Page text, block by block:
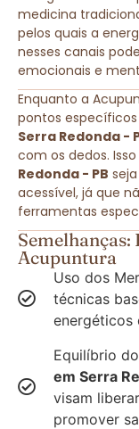
medicina
pelos quais a
nesses canais
emocionais e
Enquanto a
pontos específicos
Serra Redonda -
com os dedos.
Redonda - PB
acessível, já que
ferramentas
Semelhanças:
Acupuntura
Uso dos
técnicas
energéticos
Equilíbrio
em Serra
visam
promover